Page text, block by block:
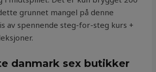
grunnet mangel på denne
av spennende steg-for-steg kurs +
danmark sex butikker